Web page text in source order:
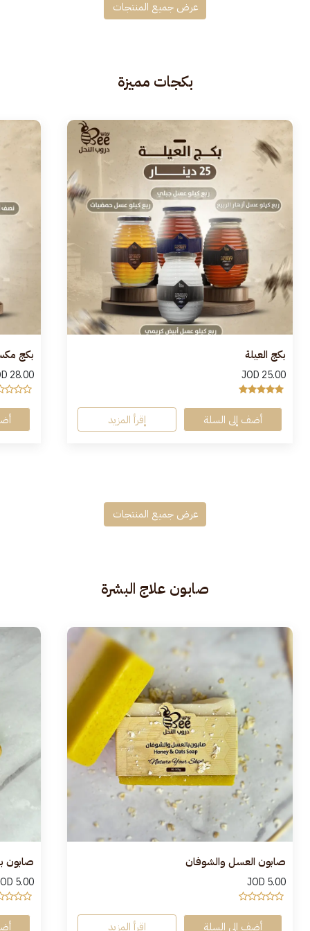
عرض جميع المنتجات
بكجات مميزة
بكج العيلة
JOD 25.00
أضف إلى السلة إقرأ المزيد
بكج
28.00
عرض جميع المنتجات
صابون علاج البشرة
صابون العسل والشوفان
JOD 5.00
أضف إلى السلة إقرأ المزيد
صابون
5.00